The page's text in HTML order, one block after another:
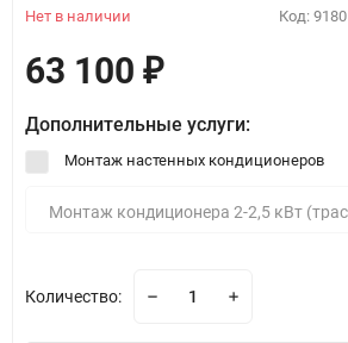
Код: 9180
Нет в наличии
63 100 ₽
Дополнительные услуги:
Монтаж настенных кондиционеров
Количество: